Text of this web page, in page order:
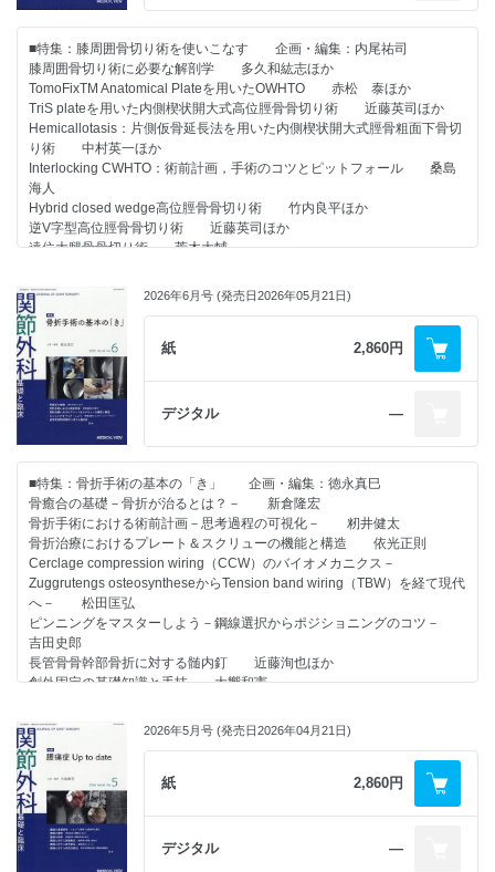
・臨床と論文執筆に役立つ！ 重要論文レビュー（足部編 第5回）
「アキレス腱障害の保存療法」 松井智裕
・すっきりわかる 骨折の分類使い方講座（肩～肘関節編 第12回）
「鎖骨骨幹部骨折に使われる骨折分類」 石原健嗣ほか
・人工膝関節 ～大切なのに誰も教えてくれない基本～（第20回）
「セメントレスTKA，今度こそ本物か－ロボット時代の光と影－」 格
谷義徳
・おもしろ 医人 ヒストリー（第49回）
「ACL再建への道のり：ヘイ・グローブスの工夫」 小橋由紋子
■特集：膝周囲骨切り術を使いこなす 企画・編集：内尾祐司
膝周囲骨切り術に必要な解剖学 多久和紘志ほか
TomoFixTM Anatomical Plateを用いたOWHTO 赤松 泰ほか
TriS plateを用いた内側楔状開大式高位脛骨骨切り術 近藤英司ほか
Hemicallotasis：片側仮骨延長法を用いた内側楔状開大式脛骨粗面下骨切
り術 中村英一ほか
Interlocking CWHTO：術前計画，手術のコツとピットフォール 桑島
海人
Hybrid closed wedge高位脛骨骨切り術 竹内良平ほか
逆V字型高位脛骨骨切り術 近藤英司ほか
遠位大腿骨骨切り術 荒木大輔
脛骨粗面下骨切り術（OWDTO） 秋山武徳
膝周囲骨切り術に併用する半月板治療 古賀英之
前十字靱帯（ACL）不全膝に対する骨切り術 鈴木智之ほか
膝軟骨損傷に対する自家培養軟骨移植術併用の膝周囲骨切り術 前山
彰ほか
膝蓋大腿関節症・軟骨損傷に対する脛骨粗面前内方移行術－Crosse de
hockey法－ 若槻拓也ほか
●連載
・人工膝関節 ～大切なのに誰も教えてくれない基本～（第19回）
「アプローチはMedial parapatellar approachで決まり。」 格谷義徳
・おもしろ 医人 ヒストリー（第48回）
「生涯病と宗教に苦しむ偉人，マルティン・ルター：トイレが友達だっ
た？」 小橋由紋子
2026年6月号 (発売日2026年05月21日)
紙 2,860円
デジタル ―
■特集：骨折手術の基本の「き」 企画・編集：徳永真巳
骨癒合の基礎－骨折が治るとは？－ 新倉隆宏
骨折手術における術前計画－思考過程の可視化－ 籾井健太
骨折治療におけるプレート＆スクリューの機能と構造 依光正則
Cerclage compression wiring（CCW）のバイオメカニクス－
Zuggrutengs osteosyntheseからTension band wiring（TBW）を経て現代
へ－ 松田匡弘
ピンニングをマスターしよう－鋼線選択からポジショニングのコツ－
吉田史郎
長管骨骨幹部骨折に対する髄内釘 近藤洵也ほか
創外固定の基礎知識と手技 大饗和憲
上腕骨近位部骨折に対する手術－インプラントの固定特性と手術アプロー
チの基本－ 大木 聡
足関節骨折－日常診療のお作法と間違いのない手術方法－ 松井健太郎
大腿骨転子部骨折に対する整復手術のポイント 入江悠子
大腿骨頚部骨折－整復して固定する－ 山口正哉
●連載
2026年5月号 (発売日2026年04月21日)
紙 2,860円
デジタル ―